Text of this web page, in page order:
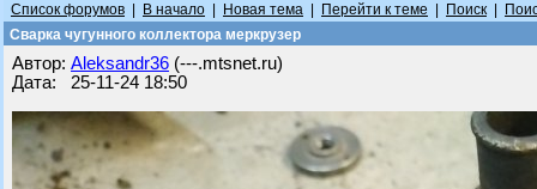
Список форумов В начало Новая тема Перейти к теме Поиск
Сварка чугунного коллектора меркрузер
Автор: Aleksandr36 (---.mtsnet.ru)
Дата: 25-11-24 18:50